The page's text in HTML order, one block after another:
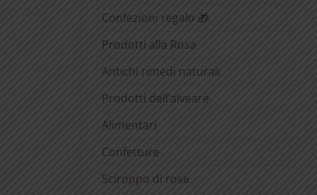
Confezioni regalo 🎁
Prodotti alla Rosa
Antichi rimedi naturali
Prodotti dell’alveare
Alimentari
Confetture
Sciroppo di rose